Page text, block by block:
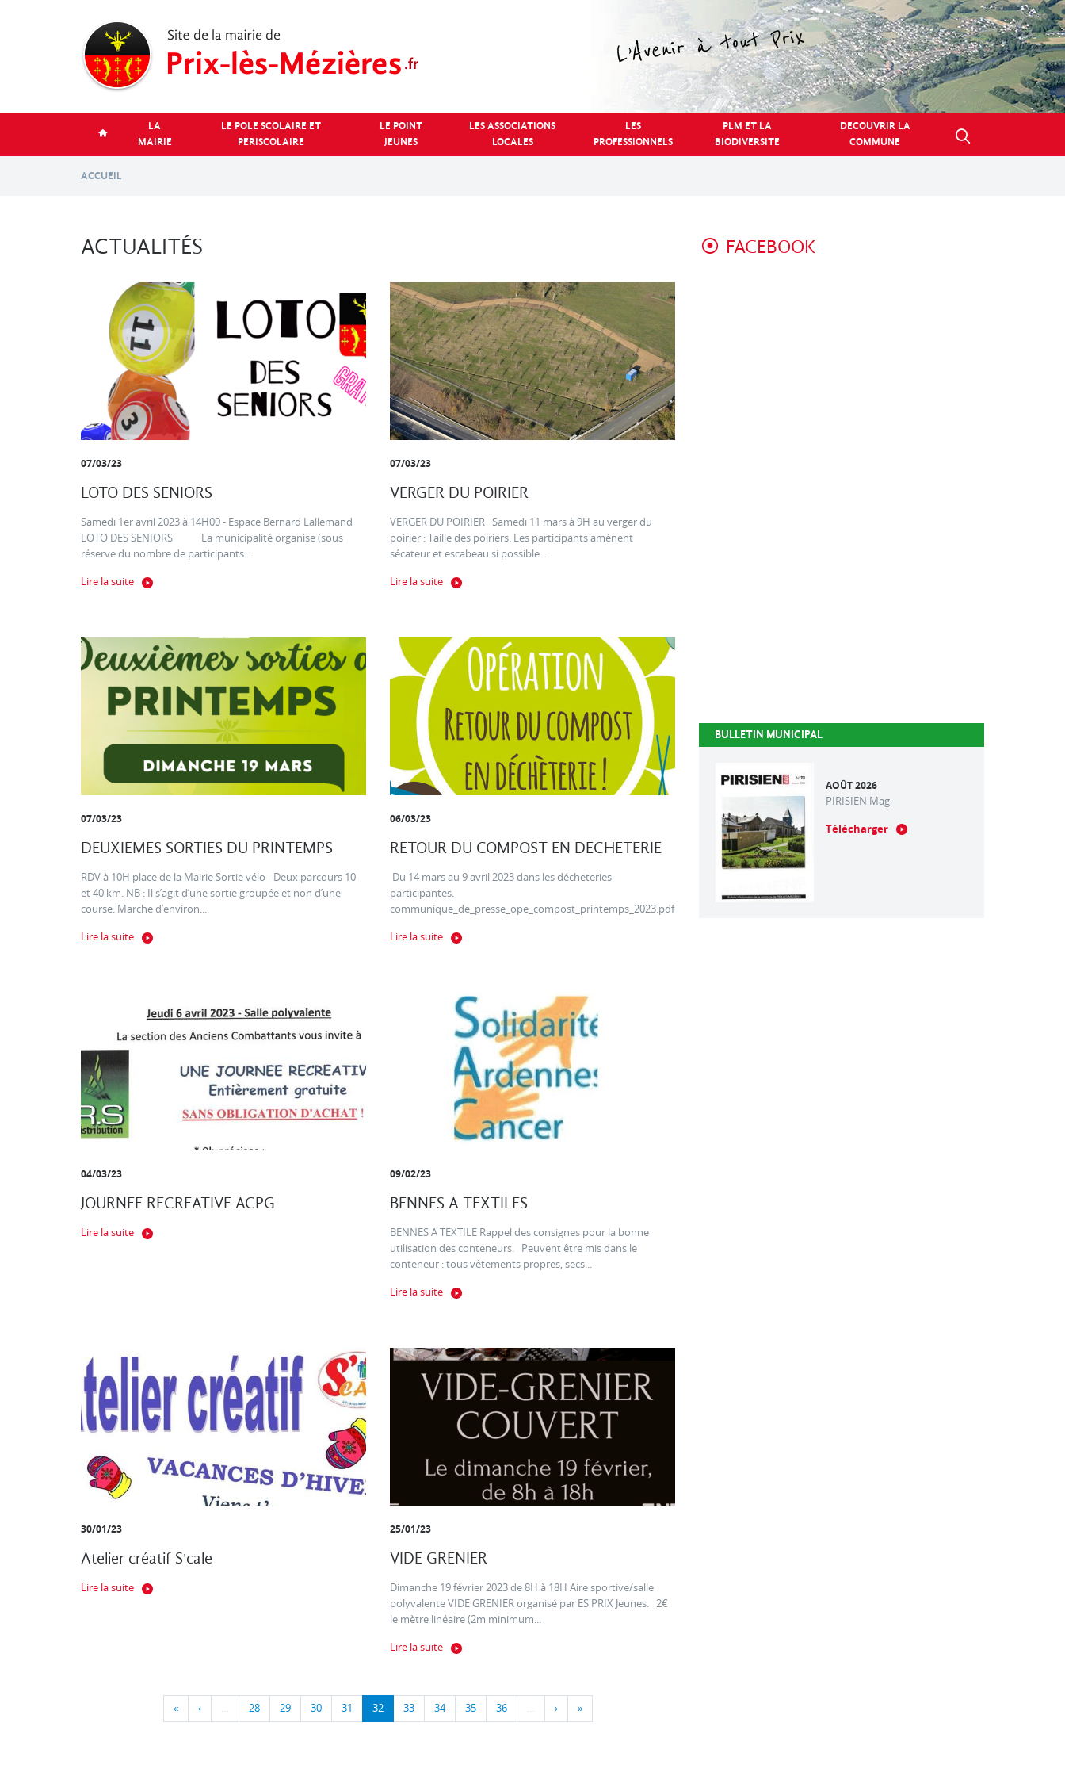
LA
MAIRIE
LE POLE SCOLAIRE ET
PERISCOLAIRE
LE POINT
JEUNES
LES ASSOCIATIONS
LOCALES
LES
PROFESSIONNELS
PLM ET LA
BIODIVERSITE
DECOUVRIR LA
COMMUNE
ACCUEIL
ACTUALITÉS
07/03/23
LOTO DES SENIORS
Samedi 1er avril 2023 à 14H00 - Espace Bernard Lallemand
LOTO DES SENIORS La municipalité organise (sous
réserve du nombre de participants...
Lire la suite
07/03/23
VERGER DU POIRIER
VERGER DU POIRIER Samedi 11 mars à 9H au verger du
poirier : Taille des poiriers. Les participants amènent
sécateur et escabeau si possible...
Lire la suite
07/03/23
DEUXIEMES SORTIES DU PRINTEMPS
RDV à 10H place de la Mairie Sortie vélo - Deux parcours 10
et 40 km. NB : Il s’agit d’une sortie groupée et non d’une
course. Marche d’environ...
Lire la suite
06/03/23
RETOUR DU COMPOST EN DECHETERIE
Du 14 mars au 9 avril 2023 dans les décheteries
participantes.
communique_de_presse_ope_compost_printemps_2023.pdf
Lire la suite
04/03/23
JOURNEE RECREATIVE ACPG
Lire la suite
09/02/23
BENNES A TEXTILES
BENNES A TEXTILE Rappel des consignes pour la bonne
utilisation des conteneurs. Peuvent être mis dans le
conteneur : tous vêtements propres, secs...
Lire la suite
30/01/23
Atelier créatif S'cale
Lire la suite
25/01/23
VIDE GRENIER
Dimanche 19 février 2023 de 8H à 18H Aire sportive/salle
polyvalente VIDE GRENIER organisé par ES'PRIX Jeunes. 2€
le mètre linéaire (2m minimum...
Lire la suite
« ‹ … 28 29 30 31 32 33 34 35 36 … › »
FACEBOOK
BULLETIN MUNICIPAL
AOÛT 2026
PIRISIEN Mag
Télécharger